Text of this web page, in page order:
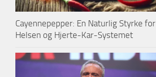
Cayennepepper: En Naturlig Styrke for
Helsen og Hjerte-Kar-Systemet